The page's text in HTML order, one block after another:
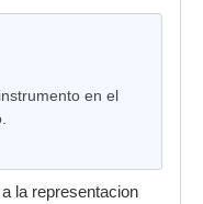
en el
la representacion